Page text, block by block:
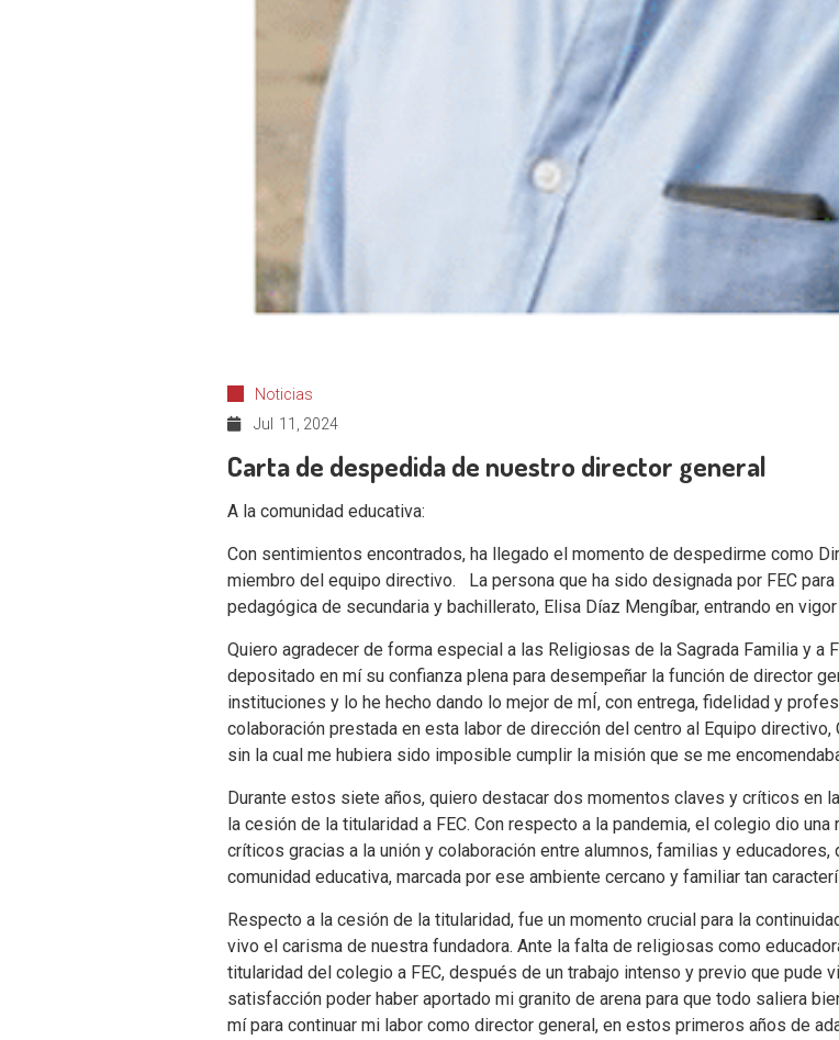
Noticias
Jul
11, 2024
Carta de despedida de nuestro director general
A la comunidad educativa:
Con sentimientos encontrados, ha llegado el momento de despedirme como
miembro del equipo directivo. La persona que ha sido designada por FEC
pedagógica de secundaria y bachillerato, Elisa Díaz Mengíbar, entrando en
Quiero agradecer de forma especial a las Religiosas de la Sagrada Familia y a
depositado en mí su confianza plena para desempeñar la función de director
instituciones y lo he hecho dando lo mejor de mÍ, con entrega, fidelidad y
colaboración prestada en esta labor de dirección del centro al Equipo
sin la cual me hubiera sido imposible cumplir la misión que se me
Durante estos siete años, quiero destacar dos momentos claves y críticos en
la cesión de la titularidad a FEC. Con respecto a la pandemia, el colegio dio
críticos gracias a la unión y colaboración entre alumnos, familias y
comunidad educativa, marcada por ese ambiente cercano y familiar tan
Respecto a la cesión de la titularidad, fue un momento crucial para la
vivo el carisma de nuestra fundadora. Ante la falta de religiosas como
titularidad del colegio a FEC, después de un trabajo intenso y previo que pude
satisfacción poder haber aportado mi granito de arena para que todo saliera
mí para continuar mi labor como director general, en estos primeros años de